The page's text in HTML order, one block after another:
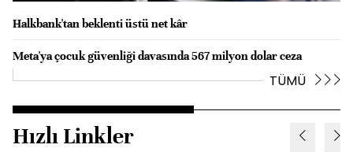
Halkbank'tan beklenti üstü net kâr
Meta'ya çocuk güvenliği davasında 567 milyon dolar ceza
TÜMÜ
Hızlı Linkler